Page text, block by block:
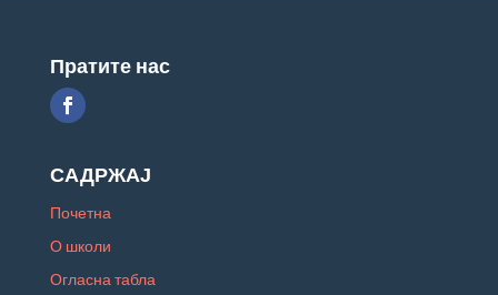
Пратите нас
САДРЖАЈ
Почетна
О школи
Огласна табла